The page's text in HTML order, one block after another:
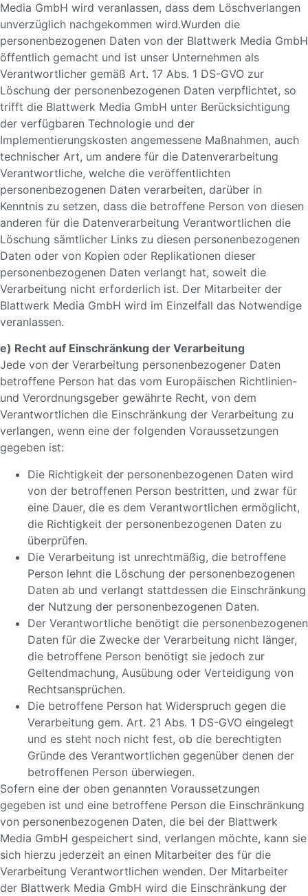
Media GmbH wird veranlassen, dass dem Löschverlangen
unverzüglich nachgekommen wird.Wurden die
personenbezogenen Daten von der Blattwerk Media GmbH
öffentlich gemacht und ist unser Unternehmen als
Verantwortlicher gemäß Art. 17 Abs. 1 DS-GVO zur
Löschung der personenbezogenen Daten verpflichtet, so
trifft die Blattwerk Media GmbH unter Berücksichtigung
der verfügbaren Technologie und der
Implementierungskosten angemessene Maßnahmen, auch
technischer Art, um andere für die Datenverarbeitung
Verantwortliche, welche die veröffentlichten
personenbezogenen Daten verarbeiten, darüber in
Kenntnis zu setzen, dass die betroffene Person von diesen
anderen für die Datenverarbeitung Verantwortlichen die
Löschung sämtlicher Links zu diesen personenbezogenen
Daten oder von Kopien oder Replikationen dieser
personenbezogenen Daten verlangt hat, soweit die
Verarbeitung nicht erforderlich ist. Der Mitarbeiter der
Blattwerk Media GmbH wird im Einzelfall das Notwendige
veranlassen.
e) Recht auf Einschränkung der Verarbeitung
Jede von der Verarbeitung personenbezogener Daten
betroffene Person hat das vom Europäischen Richtlinien-
und Verordnungsgeber gewährte Recht, von dem
Verantwortlichen die Einschränkung der Verarbeitung zu
verlangen, wenn eine der folgenden Voraussetzungen
gegeben ist:
Die Richtigkeit der personenbezogenen Daten wird
von der betroffenen Person bestritten, und zwar für
eine Dauer, die es dem Verantwortlichen ermöglicht,
die Richtigkeit der personenbezogenen Daten zu
überprüfen.
Die Verarbeitung ist unrechtmäßig, die betroffene
Person lehnt die Löschung der personenbezogenen
Daten ab und verlangt stattdessen die Einschränkung
der Nutzung der personenbezogenen Daten.
Der Verantwortliche benötigt die personenbezogenen
Daten für die Zwecke der Verarbeitung nicht länger,
die betroffene Person benötigt sie jedoch zur
Geltendmachung, Ausübung oder Verteidigung von
Rechtsansprüchen.
Die betroffene Person hat Widerspruch gegen die
Verarbeitung gem. Art. 21 Abs. 1 DS-GVO eingelegt
und es steht noch nicht fest, ob die berechtigten
Gründe des Verantwortlichen gegenüber denen der
betroffenen Person überwiegen.
Sofern eine der oben genannten Voraussetzungen
gegeben ist und eine betroffene Person die Einschränkung
von personenbezogenen Daten, die bei der Blattwerk
Media GmbH gespeichert sind, verlangen möchte, kann sie
sich hierzu jederzeit an einen Mitarbeiter des für die
Verarbeitung Verantwortlichen wenden. Der Mitarbeiter
der Blattwerk Media GmbH wird die Einschränkung der